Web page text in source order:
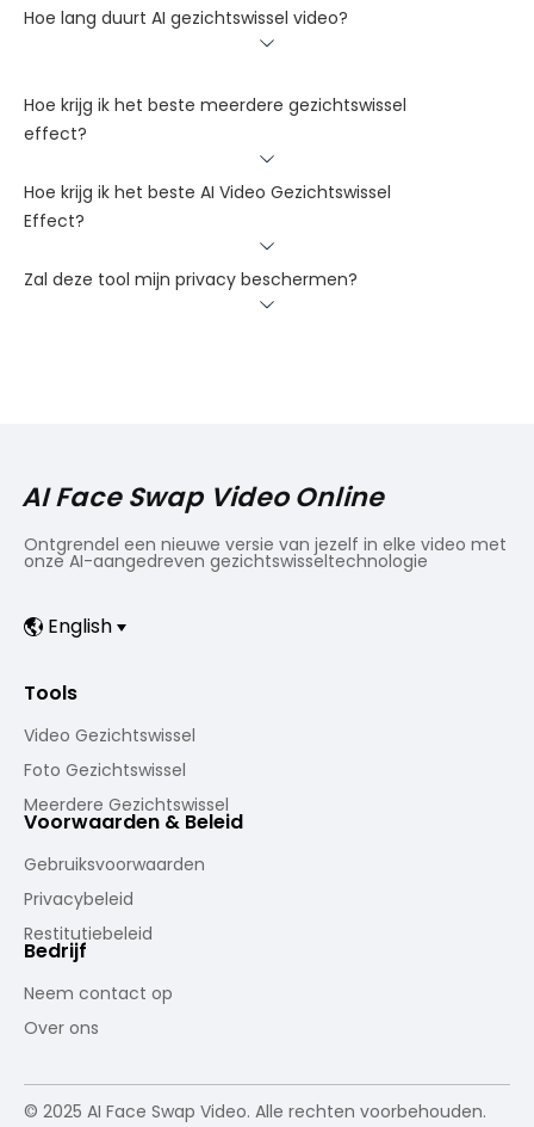
Hoe lang duurt AI gezichtswissel video?
Hoe krijg ik het beste meerdere gezichtswissel
effect?
Hoe krijg ik het beste AI Video Gezichtswissel
Effect?
Zal deze tool mijn privacy beschermen?
AI Face Swap Video Online
Ontgrendel een nieuwe versie van jezelf in elke video met
onze AI-aangedreven gezichtswisseltechnologie
English
Tools
Video Gezichtswissel
Foto Gezichtswissel
Meerdere Gezichtswissel
Voorwaarden & Beleid
Gebruiksvoorwaarden
Privacybeleid
Restitutiebeleid
Bedrijf
Neem contact op
Over ons
© 2025 AI Face Swap Video. Alle rechten voorbehouden.